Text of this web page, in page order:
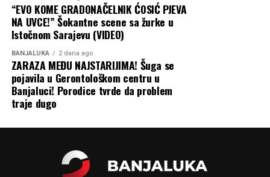
“EVO KOME GRADONAČELNIK ĆOSIĆ PJEVA
NA UVCE!” Šokantne scene sa žurke u
Istočnom Sarajevu (VIDEO)
BANJALUKA 2 dana ago
ZARAZA MEĐU NAJSTARIJIMA! Šuga se
pojavila u Gerontološkom centru u
Banjaluci! Porodice tvrde da problem
traje dugo